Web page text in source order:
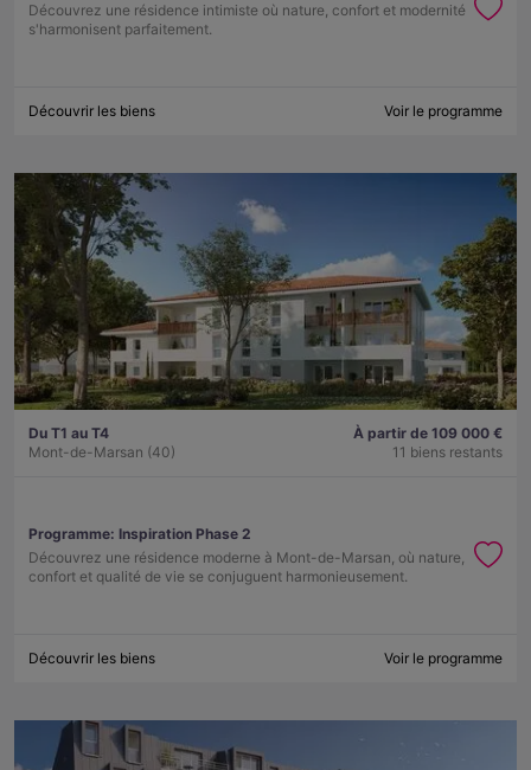
Découvrez une résidence intimiste où nature, confort et modernité
s'harmonisent parfaitement.
Découvrir les biens Voir le programme
Du T1 au T4
Mont-de-Marsan (40)
À partir de 109 000 €
11 biens restants
Programme: Inspiration Phase 2
Découvrez une résidence moderne à Mont-de-Marsan, où nature,
confort et qualité de vie se conjuguent harmonieusement.
Découvrir les biens Voir le programme